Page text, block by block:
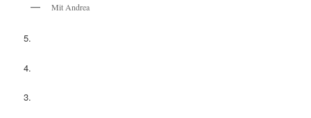
Mit Andrea
5.
4.
3.